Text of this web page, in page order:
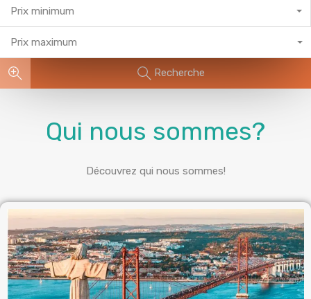
Prix minimum
Prix maximum
Recherche
Qui nous sommes?
Découvrez qui nous sommes!